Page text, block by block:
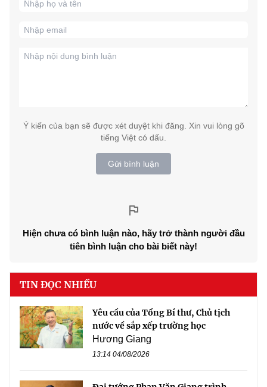
Ý kiến của bạn sẽ được xét duyệt khi đăng. Xin vui lòng gõ
tiếng Việt có dấu.
Gửi bình luận
Hiện chưa có bình luận nào, hãy trở thành người đầu
tiên bình luận cho bài biết này!
TIN ĐỌC NHIỀU
Yêu cầu của Tổng Bí thư, Chủ tịch
nước về sắp xếp trường học
Hương Giang
13:14 04/08/2026